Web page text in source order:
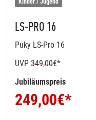
Kinder / Jugend
LS-PRO 16
Puky LS-Pro 16
UVP 349,00€*
Jubiläumspreis
249,00€*